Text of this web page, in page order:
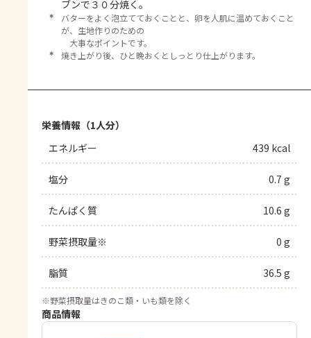
ブンで３０分焼く。
＊
バターをよく泡立てておくことと、卵を人肌に温めておくこと
が、生地作りのための
大事なポイントです。
＊
焼き上がり後、ひと晩おくとしっとり仕上がります。
栄養情報（1人分）
エネルギー
439 kcal
塩分 0.7 g
たんぱく質 10.6 g
野菜摂取量※ 0 g
脂質 36.5 g
※野菜摂取量はきのこ類・いも類を除く
商品情報